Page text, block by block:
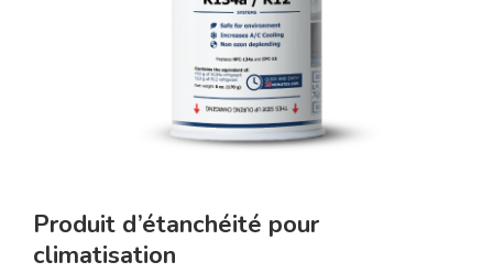
Produit d’étanchéité pour
climatisation